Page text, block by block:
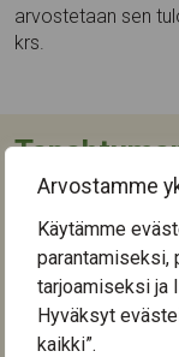
Arvostamme
Käytämme
parantamiseksi,
tarjoamiseksi ja
Hyväksyt
kaikki”.
arvostetaan sen
krs.
Seuraava
Tapahtumapaikka:
Kaukaharjukeskus